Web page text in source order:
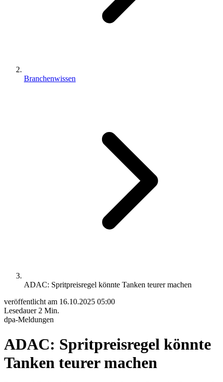
Branchenwissen
ADAC: Spritpreisregel könnte Tanken teurer machen
veröffentlicht am 16.10.2025 05:00
Lesedauer 2 Min.
dpa-Meldungen
ADAC: Spritpreisregel könnte
Tanken teurer machen